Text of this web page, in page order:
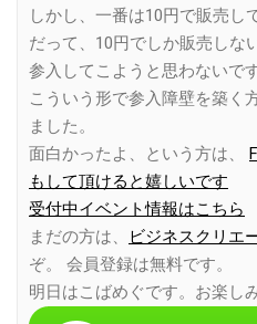
しかし、一番は10円で販売し
だって、10円でしか販売しな
参入してこようと思わないで
こういう形で参入障壁を築く
ました。
面白かったよ、という方は、
もして頂けると嬉しいです
受付中イベント情報はこちら
まだの方は、
ビジネスクリエ
ぞ。 会員登録は無料です。
明日はこばめぐです。お楽し